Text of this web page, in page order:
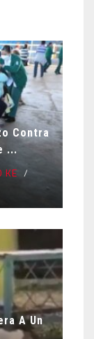
Contra
...
KE
A Un